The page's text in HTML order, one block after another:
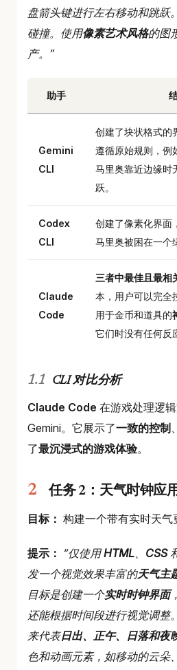
盘箭头键进行左右移动和跳跃
碰撞。使用像素艺术风格的图
产。”
助手
Gemini
CLI
创建了块状格式的
遵循原始规则，例
马里奥靠近边缘时
跃。
Codex
CLI
创建了像素化界面
马里奥被困在一个
Claude
Code
三者中最佳且最相
本，用户可以完全
用于金币和道具的
它们时没有任何反
CLI 对比分析
Claude Code 在游戏处理逻
Gemini。它展示了一致的控制
了最沉浸式的游戏体验。
任务 2：天气时钟应
目标： 构建一个带有实时天气
提示： “仅使用HTML、 CSS
发一个视觉效果丰富的天气主
目标是创建一个实时时钟界面
还能根据时间段进行视觉调整
来代表日出、正午、日落和夜
色和动画元素，如移动的云朵